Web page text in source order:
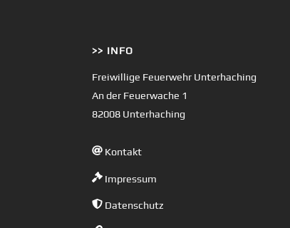
>> INFO
Freiwillige Feuerwehr Unterhaching
An der Feuerwache 1
82008 Unterhaching
Kontakt
Impressum
Datenschutz